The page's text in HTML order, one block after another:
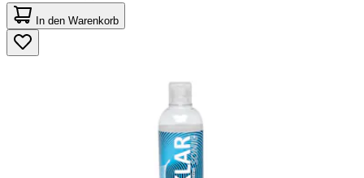
von
5
Sternen.
4
In den Warenkorb